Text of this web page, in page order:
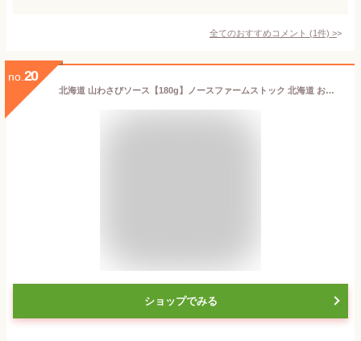
全てのおすすめコメント (1件) >
no. 20
北海道 山わさびソース【180g】ノースファームストック 北海道 お土産 ホースラディッシュ 辛口 サラダ ドレッシング ステーキ ローストビーフ 冷奴 お豆腐 ギフト プレゼント お取り寄せ
ショップでみる